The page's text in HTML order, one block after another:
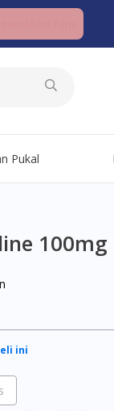
Pukal
100mg
ini